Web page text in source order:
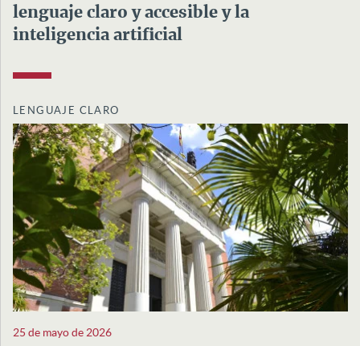
lenguaje claro y accesible y la
inteligencia artificial
LENGUAJE CLARO
25 de mayo de 2026